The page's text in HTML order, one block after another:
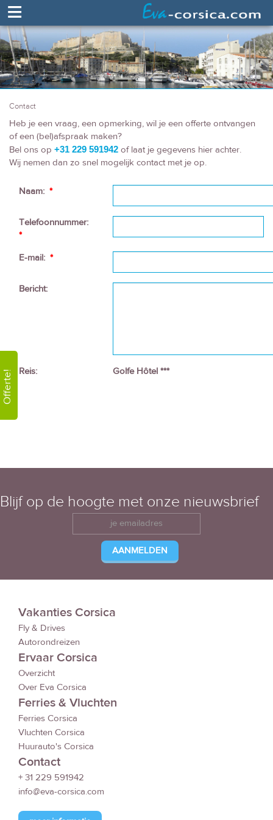
≡
Offerte!
Contact
Heb je een vraag, een opmerking, wil je een offerte ontvangen
of een (bel)afspraak maken?
Bel ons op +31 229 591942 of laat je gegevens hier achter.
Wij nemen dan zo snel mogelijk contact met je op.
Naam: *
Telefoonnummer:
*
E-mail: *
Bericht:
Reis: Golfe Hôtel ***
Blijf op de hoogte met onze nieuwsbrief
Vakanties Corsica
Fly & Drives
Autorondreizen
Ervaar Corsica
Overzicht
Over Eva Corsica
Ferries & Vluchten
Ferries Corsica
Vluchten Corsica
Huurauto's Corsica
Contact
+ 31 229 591942
info@eva-corsica.com